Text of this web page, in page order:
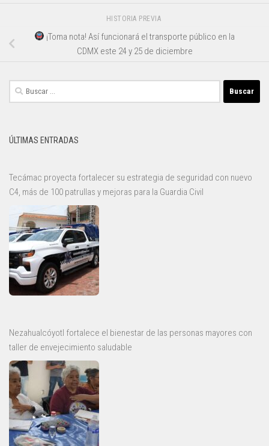
HISTORIA PREVIA
¡Toma nota! Así funcionará el transporte público en la
CDMX este 24 y 25 de diciembre
Buscar:
ÚLTIMAS ENTRADAS
Tecámac proyecta fortalecer su estrategia de seguridad con nuevo
C4, más de 100 patrullas y mejoras para la Guardia Civil
Nezahualcóyotl fortalece el bienestar de las personas mayores con
taller de envejecimiento saludable